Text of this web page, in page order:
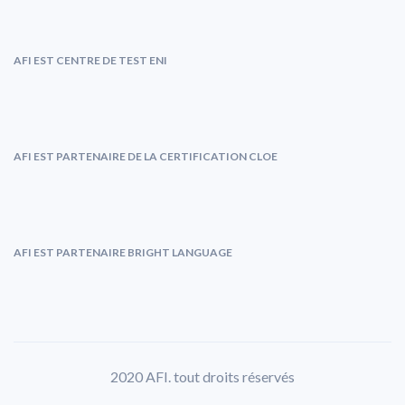
AFI EST CENTRE DE TEST ENI
AFI EST PARTENAIRE DE LA CERTIFICATION CLOE
AFI EST PARTENAIRE BRIGHT LANGUAGE
2020 AFI. tout droits réservés